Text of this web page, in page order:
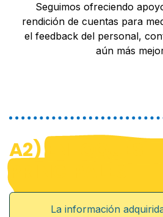
Seguimos ofreciendo
rendición de cuentas para
el feedback del personal,
aún más
A2)
La información